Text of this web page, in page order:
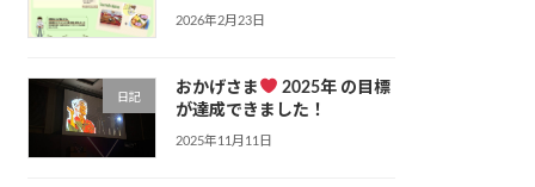
2026年2月23日
日記
おかげさま
2025年 の目標
が達成できました！
2025年11月11日